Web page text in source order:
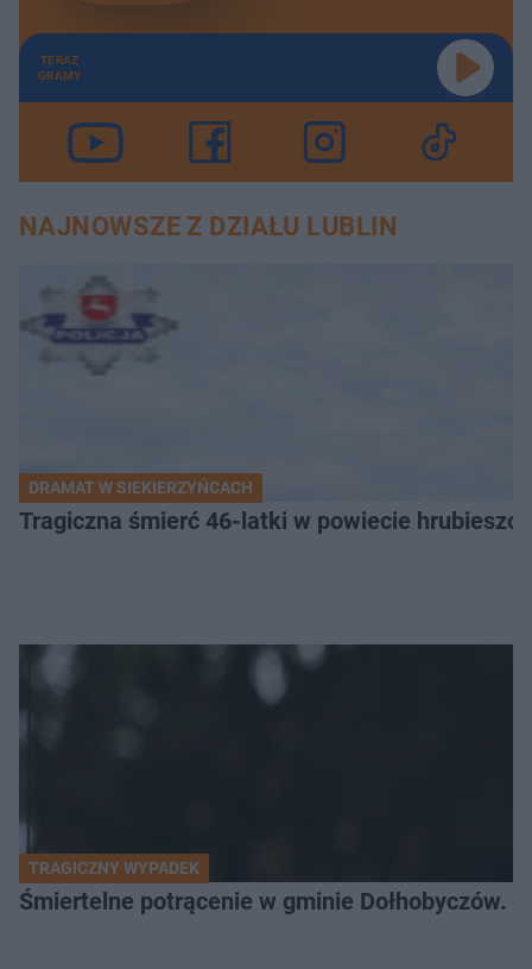
TERAZ
GRAMY
NAJNOWSZE Z DZIAŁU LUBLIN
DRAMAT W SIEKIERZYŃCACH
Tragiczna śmierć 46-latki w powiecie
TRAGICZNY WYPADEK
Śmiertelne potrącenie w gminie Dołhobyczów.